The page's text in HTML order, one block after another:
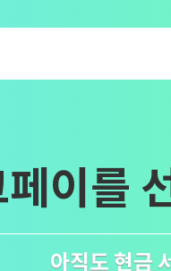
이 를
아직도 현금